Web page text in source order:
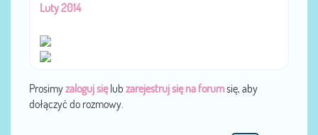
Luty 2014
Prosimyzaloguj sięlub zarejestruj się na forumsię, aby
dołączyć do rozmowy.